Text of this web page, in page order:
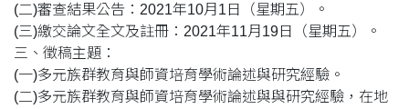
(二)審查結果公告：2021年10月1日（星期五）。
(三)繳交論文全文及註冊：2021年11月19日（星期五）。
三、徵稿主題：
(一)多元族群教育與師資培育學術論述與研究經驗。
(二)多元族群教育與師資培育學術論述與與研究經驗，在地